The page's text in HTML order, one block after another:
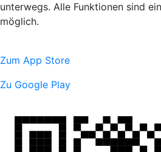
unterwegs. Alle Funktionen sind
möglich.
Zum App Store
Zu Google Play